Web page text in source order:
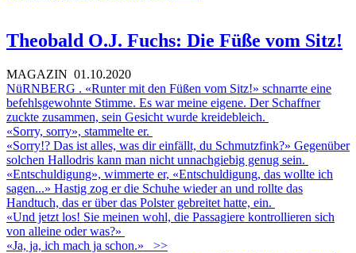
Theobald O.J. Fuchs: Die Füße vom Sitz!
MAGAZIN 01.10.2020
NüRNBERG . «Runter mit den Füßen vom Sitz!» schnarrte eine
befehlsgewohnte Stimme. Es war meine eigene. Der Schaffner
zuckte zusammen, sein Gesicht wurde kreidebleich.
«Sorry, sorry», stammelte er.
«Sorry!? Das ist alles, was dir einfällt, du Schmutzfink?» Gegenüber
solchen Hallodris kann man nicht unnachgiebig genug sein.
«Entschuldigung», wimmerte er, «Entschuldigung, das wollte ich
sagen...» Hastig zog er die Schuhe wieder an und rollte das
Handtuch, das er über das Polster gebreitet hatte, ein.
«Und jetzt los! Sie meinen wohl, die Passagiere kontrollieren sich
von alleine oder was?»
«Ja, ja, ich mach ja schon.»
>>